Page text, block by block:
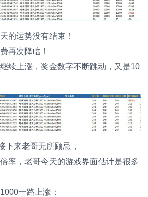
的运势没有结束！
再次降临！
续上涨，奖金数字不断跳动，又是10
下来老哥无所顾忌，
率，老哥今天的游戏界面估计是很多
一路上涨：